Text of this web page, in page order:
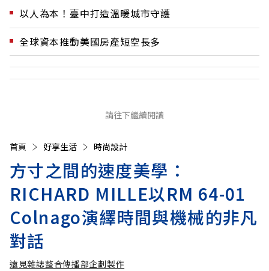
以人為本！臺中打造溫暖城市守護
全球資本推動美國房產短空長多
請往下繼續閱讀
首頁 好享生活 時尚設計
方寸之間的速度美學：
RICHARD MILLE以RM 64-01
Colnago演繹時間與機械的非凡
對話
遠見雜誌整合傳播部企劃製作